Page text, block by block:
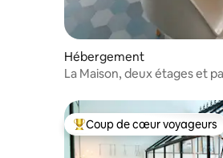
Hébergement
La Maison, deux étages et
Coups de cœur voyageurs
Coup de cœur voyageurs